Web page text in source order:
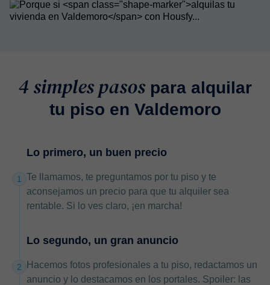
4 simples pasospara alquilar
tu piso en Valdemoro
1
Lo primero, un buen precio
Te llamamos, te preguntamos por tu piso y te
aconsejamos un precio para que tu alquiler sea
rentable. Si lo ves claro, ¡en marcha!
2
Lo segundo, un gran anuncio
Hacemos fotos profesionales a tu piso, redactamos un
anuncio y lo destacamos en los portales. Spoiler: las